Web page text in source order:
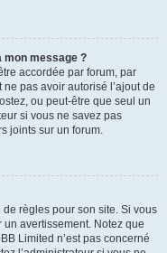
mon message ?
accordée par forum, par
pas avoir autorisé l’ajout de
ou peut-être que seul un
si vous ne savez pas
joints sur un forum.
règles pour son site. Si vous
avertissement. Notez que
Limited n’est pas concerné